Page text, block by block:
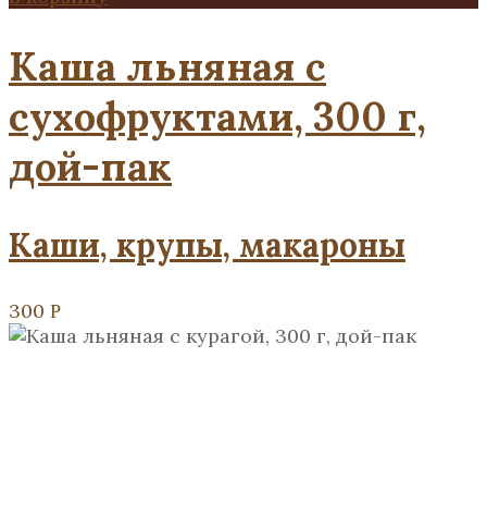
Каша льняная с
сухофруктами, 300 г,
дой-пак
Каши, крупы, макароны
300 Р